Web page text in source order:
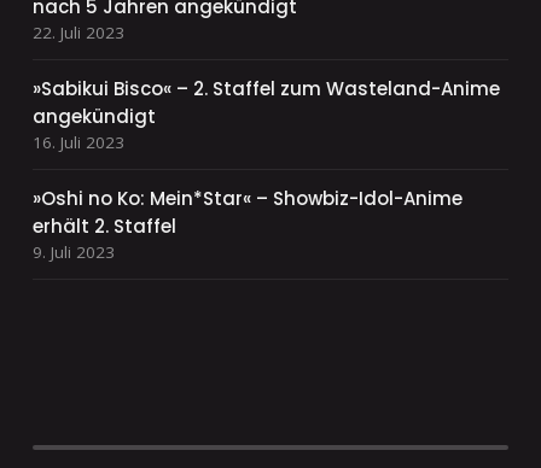
nach 5 Jahren angekündigt
22. Juli 2023
»Sabikui Bisco« – 2. Staffel zum Wasteland-Anime
angekündigt
16. Juli 2023
»Oshi no Ko: Mein*Star« – Showbiz-Idol-Anime
erhält 2. Staffel
9. Juli 2023